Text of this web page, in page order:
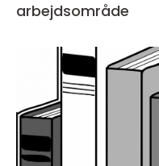
arbejdsområde